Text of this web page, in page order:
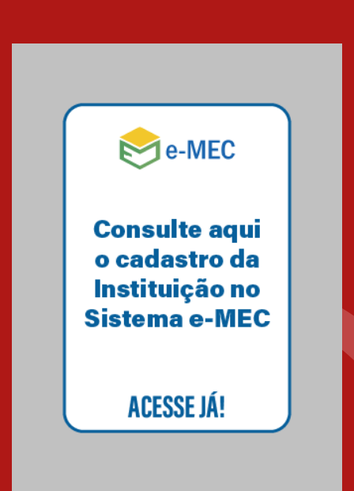
07.11.2024
Equipe de saltos ornamentais
do Mackenzie Brasília
Gravação do projeto “Mais de
31 mil vozes com a Palavra” é
realizado no Colégio
Mackenzie Brasília
25.10.2024
Brasília conquistam medalhas
em importantes competições
de Matemática
04.10.2024